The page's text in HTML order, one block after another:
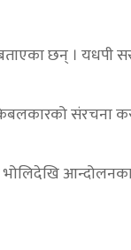
छन् । यधपी
संरचना
आन्दोलनका